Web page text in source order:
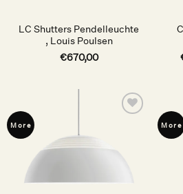
LC Shutters Pendelleuchte
, Louis Poulsen
€670,00
More More